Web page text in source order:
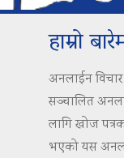
हाम्रो
अनलाईन विचार
सञ्चालित
लागि खोज
भएको यस